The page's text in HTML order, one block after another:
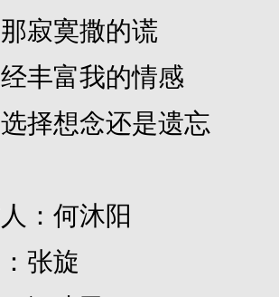
寞撒的谎
富我的情感
想念还是遗忘
何沐阳
张旋